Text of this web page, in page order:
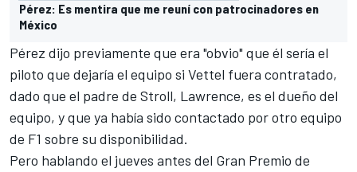
Pérez: Es mentira que me reuní con patrocinadores en
México
Pérez dijo previamente que era "obvio" que él sería el
piloto que dejaría el equipo si Vettel fuera contratado,
dado que el padre de Stroll, Lawrence, es el dueño del
equipo, y que ya había sido contactado por otro equipo
de F1 sobre su disponibilidad.
Pero hablando el jueves antes del Gran Premio de